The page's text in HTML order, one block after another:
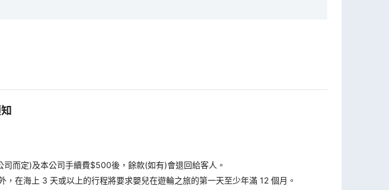
而定)及本公司手續費$500後，餘款(如有)會退回給客人。
在海上 3 天或以上的行程將要求嬰兒在遊輪之旅的第一天至少年滿 12 個月。